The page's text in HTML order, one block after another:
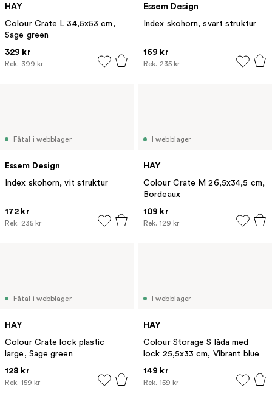
HAY
Colour Crate L 34,5x53 cm,
Sage green
329 kr
Rek. 399 kr
Essem Design
Index skohorn, svart struktur
169 kr
Rek. 235 kr
Fåtal i webblager
Essem Design
Index skohorn, vit struktur
172 kr
Rek. 235 kr
I webblager
HAY
Colour Crate M 26,5x34,5 cm,
Bordeaux
109 kr
Rek. 129 kr
Fåtal i webblager
HAY
Colour Crate lock plastic
large, Sage green
128 kr
Rek. 159 kr
I webblager
HAY
Colour Storage S låda med
lock 25,5x33 cm, Vibrant blue
149 kr
Rek. 159 kr